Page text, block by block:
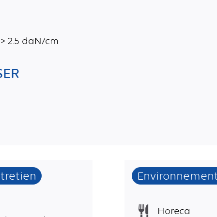
2.5 daN/cm
Horeca